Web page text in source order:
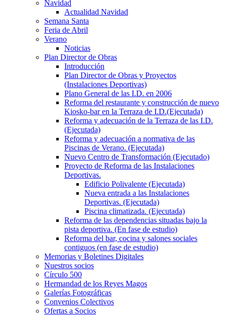
Navidad
Actualidad Navidad
Semana Santa
Feria de Abril
Verano
Noticias
Plan Director de Obras
Introducción
Plan Director de Obras y Proyectos
(Instalaciones Deportivas)
Plano General de las I.D. en 2006
Reforma del restaurante y construcción de nuevo
Kiosko-bar en la Terraza de I.D.(Ejecutada)
Reforma y adecuación de la Terraza de las I.D.
(Ejecutada)
Reforma y adecuación a normativa de las
Piscinas de Verano. (Ejecutada)
Nuevo Centro de Transformación (Ejecutado)
Proyecto de Reforma de las Instalaciones
Deportivas.
Edificio Polivalente (Ejecutada)
Nueva entrada a las Instalaciones
Deportivas. (Ejecutada)
Piscina climatizada. (Ejecutada)
Reforma de las dependencias situadas bajo la
pista deportiva. (En fase de estudio)
Reforma del bar, cocina y salones sociales
contiguos (en fase de estudio)
Memorias y Boletines Digitales
Nuestros socios
Círculo 500
Hermandad de los Reyes Magos
Galerías Fotográficas
Convenios Colectivos
Ofertas a Socios